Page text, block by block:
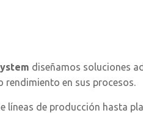
diseñamos soluciones
en sus procesos.
líneas de producción hasta